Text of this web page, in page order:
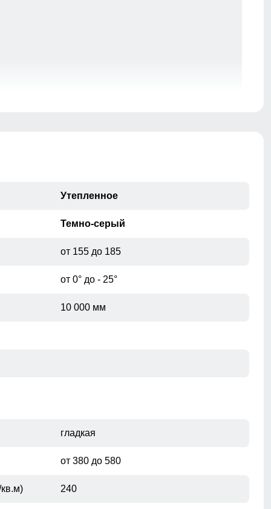
Утепленное
Темно-серый
от 155 до 185
от 0° до - 25°
10 000 мм
гладкая
от 380 до 580
кв.м) 240